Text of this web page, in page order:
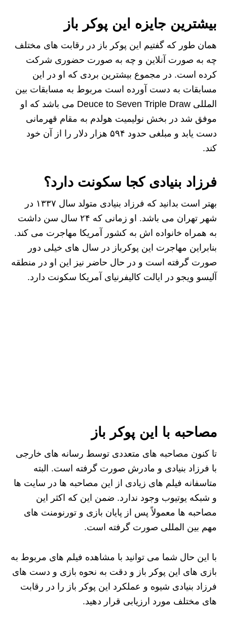
بیشترین جایزه این پوکر باز
همان طور که گفتیم این پوکر باز در رقابت‌ های مختلف
چه به صورت آنلاین و چه به صورت حضوری شرکت
کرده است. در مجموع بیشترین بردی که او در این
مسابقات به دست آورده است مربوط به مسابقات بین‌
المللی Deuce to Seven Triple Draw می ‌باشد که او
موفق شد در بخش نولیمیت هولدم به مقام قهرمانی
دست یابد و مبلغی حدود ۵۹۴ هزار دلار را از آن خود
کند.
فرزاد بنیادی کجا سکونت دارد؟
بهتر است بدانید که فرزاد بنیادی متولد سال ۱۳۳۷ در
شهر تهران می ‌باشد. او زمانی که ۲۴ سال سن داشت
به همراه خانواده ‌اش به کشور آمریکا مهاجرت می ‌کند.
بنابراین مهاجرت این پوکرباز در سال ‌های خیلی دور
صورت گرفته است و در حال حاضر نیز این او در منطقه
آلیسو ویجو در ایالت کالیفرنیای آمریکا سکونت دارد.
مصاحبه با این پوکر باز
تا کنون مصاحبه‌ های متعددی توسط رسانه‌ های خارجی
با فرزاد بنیادی و مادرش صورت گرفته است. البته
متاسفانه فیلم‌ های زیادی از این مصاحبه ‌ها در سایت ‌ها
و شبکه یوتیوب وجود ندارد. ضمن این که اکثر این
مصاحبه‌ ها معمولاً پس از پایان بازی و تورنومنت ‌های
مهم بین ‌المللی صورت گرفته است.
با این حال شما می ‌توانید با مشاهده فیلم‌ های مربوط به
بازی‌ های این پوکر باز و دقت به نحوه بازی و دست‌ های
فرزاد بنیادی شیوه و عملکرد این پوکر باز را در رقابت‌
های مختلف مورد ارزیابی قرار دهید.